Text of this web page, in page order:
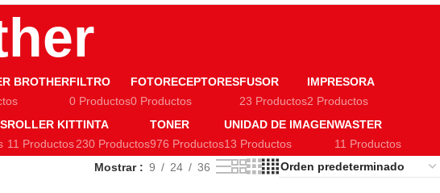
BROTHERFILTRO
0 Productos
FOTORECEPTORES
0 Productos
FUSOR
23 Productos
IMPRESORA
2 Productos
ROLLER KIT
11 Productos
TINTA
230 Productos
TONER
976 Productos
UNIDAD DE IMAGEN
13 Productos
WASTER
11 Productos
Mostrar 9 24 36